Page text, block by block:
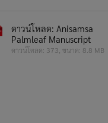
ดาวน์โหลด: Anisamsa
Palmleaf Manuscript
ดาวน์โหลด: 373, ขนาด: 8.8 MB